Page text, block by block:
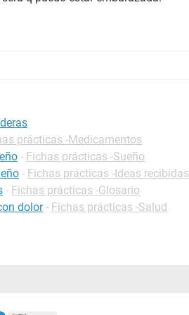
prácticas -Medicamentos
- Fichas prácticas -Sueño
- Fichas prácticas -Ideas recibidas
- Fichas prácticas -Glosario
dolor - Fichas prácticas -Salud